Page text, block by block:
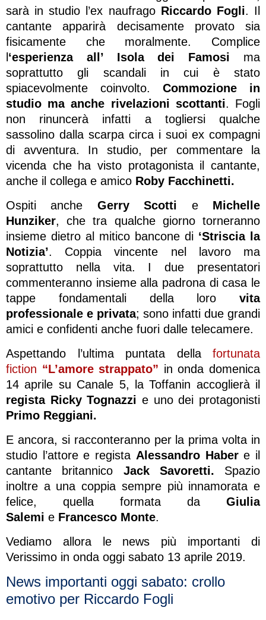
sarà in studio l’ex naufrago Riccardo Fogli. Il
cantante apparirà decisamente provato sia
fisicamente che moralmente. Complice
‘esperienza all’ Isola dei Famosi ma
soprattutto gli scandali in cui è stato
spiacevolmente coinvolto. Commozione in
studio ma anche rivelazioni scottanti. Fogli
non rinuncerà infatti a togliersi qualche
sassolino dalla scarpa circa i suoi ex compagni
di avventura. In studio, per commentare la
vicenda che ha visto protagonista il cantante,
anche il collega e amico Roby Facchinetti.
Ospiti anche Gerry Scotti e Michelle
Hunziker, che tra qualche giorno torneranno
insieme dietro al mitico bancone di ‘Striscia la
Notizia’. Coppia vincente nel lavoro ma
soprattutto nella vita. I due presentatori
commenteranno insieme alla padrona di casa le
tappe fondamentali della loro vita
professionale e privata; sono infatti due grandi
amici e confidenti anche fuori dalle telecamere.
Aspettando l’ultima puntata della fortunata
fiction “L’amore strappato” in onda domenica
14 aprile su Canale 5, la Toffanin accoglierà il
regista Ricky Tognazzi e uno dei protagonisti
Primo Reggiani.
E ancora, si racconteranno per la prima volta in
studio l’attore e regista Alessandro Habere il
cantante britannico Jack Savoretti. Spazio
inoltre a una coppia sempre più innamorata e
felice, quella formata da Giulia
Salemi e Francesco Monte.
Vediamo allora le news più importanti di
Verissimo in onda oggi sabato 13 aprile 2019.
News importanti oggi sabato: crollo
emotivo per Riccardo Fogli